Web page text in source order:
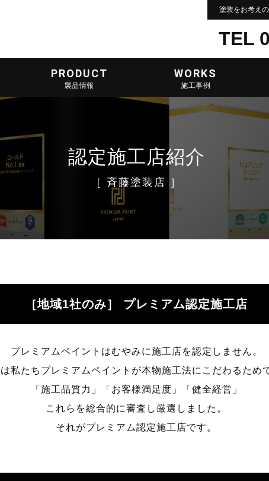
塗装をお考え
TEL
PRODUCT
製品情報
WORKS
施工事例
認定施工店紹介
［ 斉藤塗装店 ］
［地域1社のみ］ プレミアム認定施工店
プレミアムペイントはむやみに施工店を認定しません。
私たちプレミアムペイントが本物施工法にこだわるため
「施工品質力」「お客様満足度」「健全経営」
これらを総合的に審査し厳選しました。
それがプレミアム認定施工店です。